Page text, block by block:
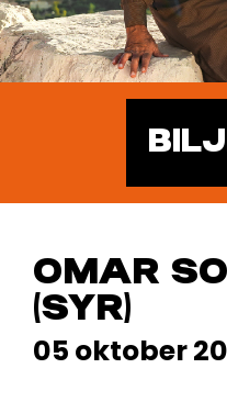
OMAR
(SYR)
05 oktober